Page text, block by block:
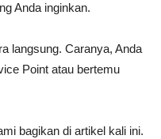
Anda inginkan.
langsung. Caranya, Anda
Point atau bertemu
bagikan di artikel kali ini.